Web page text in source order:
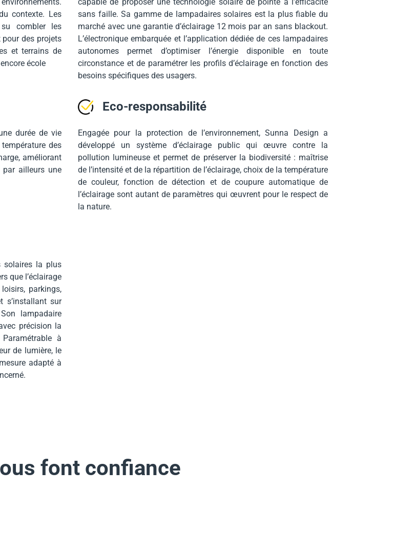
contexte. Les
combler les
des projets
et terrains de
école
sans faille. Sa gamme de lampadaires solaires est la plus fiable du
marché avec une garantie d’éclairage 12 mois par an sans blackout.
L’électronique embarquée et l’application dédiée de ces lampadaires
autonomes permet d’optimiser l’énergie disponible en toute
circonstance et de paramétrer les profils d’éclairage en fonction des
besoins spécifiques des usagers.
durée de vie
des
améliorant
par ailleurs une
Eco-responsabilité
Engagée pour la protection de l’environnement, Sunna Design a
développé un système d’éclairage public qui œuvre contre la
pollution lumineuse et permet de préserver la biodiversité : maîtrise
de l’intensité et de la répartition de l’éclairage, choix de la température
de couleur, fonction de détection et de coupure automatique de
l’éclairage sont autant de paramètres qui œuvrent pour le respect de
la nature.
solaires la plus
que l’éclairage
parkings,
s’installant sur
lampadaire
précision la
à
de lumière, le
adapté à
font confiance